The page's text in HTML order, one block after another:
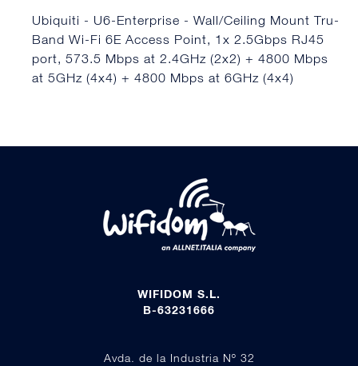
Ubiquiti - U6-Enterprise - Wall/Ceiling Mount Tru-
Band Wi-Fi 6E Access Point, 1x 2.5Gbps RJ45
port, 573.5 Mbps at 2.4GHz (2x2) + 4800 Mbps
at 5GHz (4x4) + 4800 Mbps at 6GHz (4x4)
WIFIDOM S.L.
B-63231666
Avda. de la Industria Nº 32